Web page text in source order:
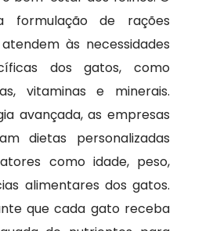
formulação de rações
às necessidades
dos gatos, como
vitaminas e minerais.
avançada, as empresas
dietas personalizadas
como idade, peso,
alimentares dos gatos.
que cada gato receba